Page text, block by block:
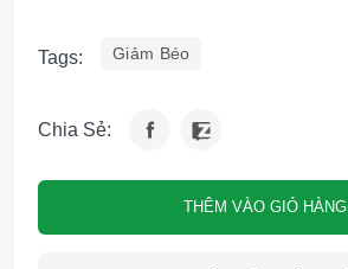
Tags: Giảm Béo
Chia Sẻ:
THÊM VÀO GIỎ HÀNG